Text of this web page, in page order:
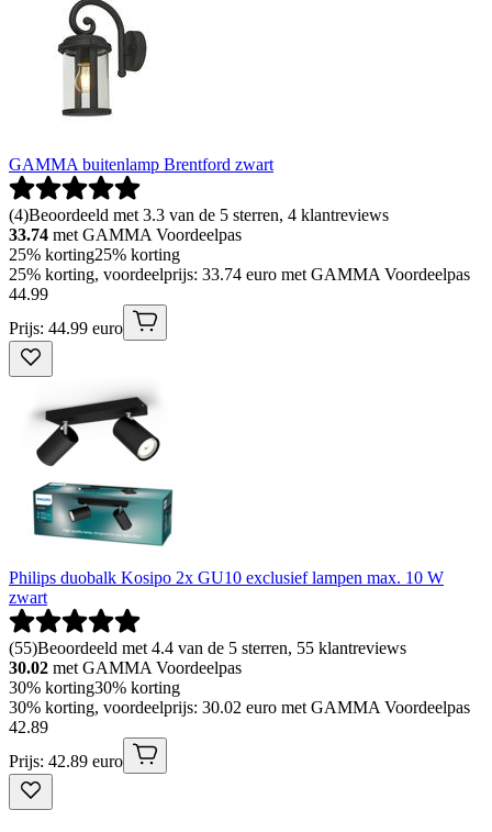
GAMMA buitenlamp Brentford zwart
(4)Beoordeeld met 3.3 van de 5 sterren, 4 klantreviews
33.74 met GAMMA Voordeelpas
25% korting25% korting
25% korting, voordeelprijs: 33.74 euro met GAMMA Voordeelpas
44.99
Prijs: 44.99 euro
Philips duobalk Kosipo 2x GU10 exclusief lampen max. 10 W
zwart
(55)Beoordeeld met 4.4 van de 5 sterren, 55 klantreviews
30.02 met GAMMA Voordeelpas
30% korting30% korting
30% korting, voordeelprijs: 30.02 euro met GAMMA Voordeelpas
42.89
Prijs: 42.89 euro